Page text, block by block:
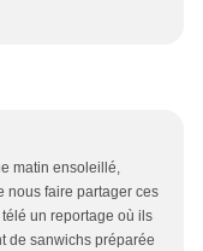
matin ensoleillé,
nous faire partager ces
un reportage où ils
de sanwichs préparée